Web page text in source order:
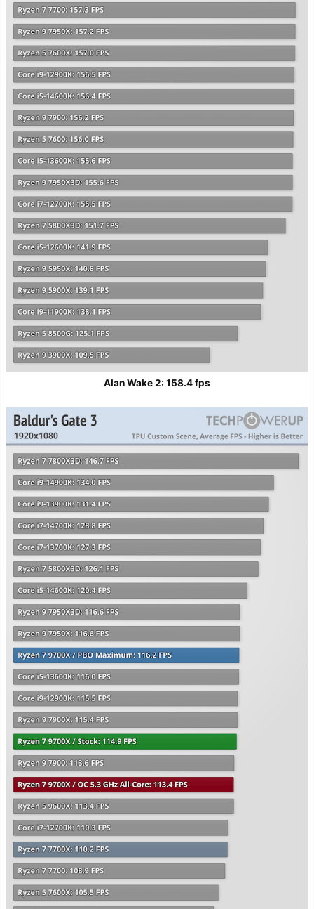
Alan Wake 2: 158.4 fps